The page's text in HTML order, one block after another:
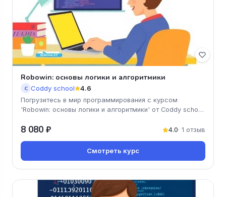
Robowin: основы логики и алгоритмики
C Coddy school 4.6
Погрузитесь в мир программирования с курсом
'Robowin: основы логики и алгоритмики' от Coddy school!
8 080 ₽ 4.0· 1 отзыв
Смотреть курс